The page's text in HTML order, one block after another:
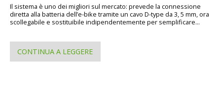
Il sistema è uno dei migliori sul mercato: prevede la connessione
diretta alla batteria dell’e-bike tramite un cavo D-type da 3, 5 mm, ora
scollegabile e sostituibile indipendentemente per semplificare...
CONTINUA A LEGGERE